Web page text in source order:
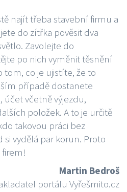
najít třeba stavební firmu a
do zítřka pověsit dva
Zavolejte do
po nich vyměnit těsnění
tom, co je ujistíte, že to
případě dostanete
včetně výjezdu,
položek. A to je určitě
takovou práci bez
vydělá par korun. Proto
firem!
Martin Bedroš
portálu Vyřešmito.cz